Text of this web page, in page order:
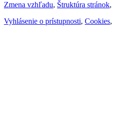
Zmena vzhľadu, Štruktúra stránok,
Vyhlásenie o prístupnosti, Cookies,